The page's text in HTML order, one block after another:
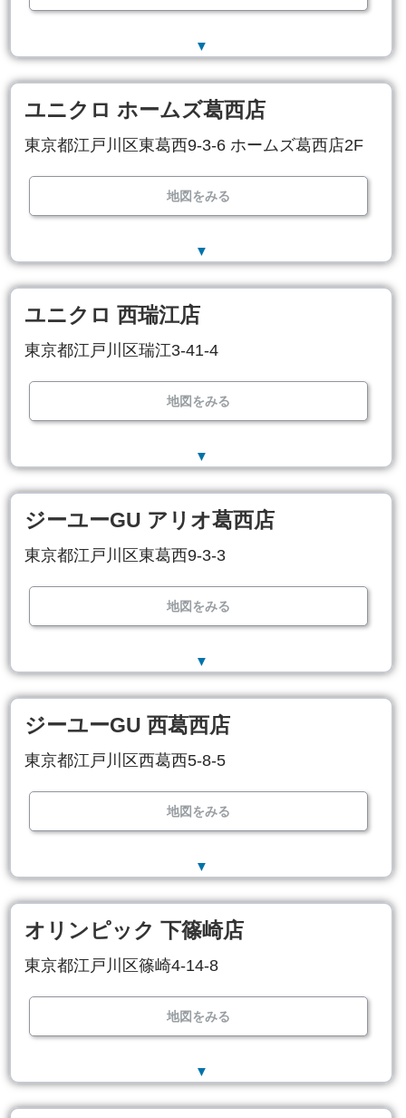
▼
ユニクロ ホームズ葛西店
東京都江戸川区東葛西9-3-6 ホームズ葛西店2F
地図をみる
▼
ユニクロ 西瑞江店
東京都江戸川区瑞江3-41-4
地図をみる
▼
ジーユーGU アリオ葛西店
東京都江戸川区東葛西9-3-3
地図をみる
▼
ジーユーGU 西葛西店
東京都江戸川区西葛西5-8-5
地図をみる
▼
オリンピック 下篠崎店
東京都江戸川区篠崎4-14-8
地図をみる
▼